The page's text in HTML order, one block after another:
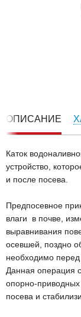
ОПИСАНИЕ
Каток
устройство,
и после посева.
Предпосевное
влаги в почве,
выравнивания
осевшей, поздно
необходимо перед
Данная операция
опорно-
посева и